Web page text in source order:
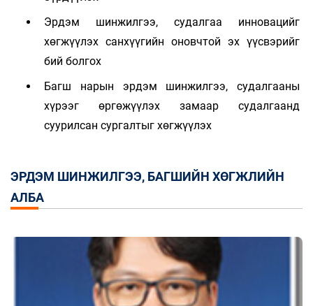
Эрдэм шинжилгээ, судалгаа инновацийг
хөгжүүлэх санхүүгийн оновчтой эх үүсвэрийг
бий болгох
Багш нарын эрдэм шинжилгээ, судалгааны
хүрээг өргөжүүлэх замаар судалгаанд
суурилсан сургалтыг хөгжүүлэх
ЭРДЭМ ШИНЖИЛГЭЭ, БАГШИЙН ХӨГЖЛИЙН
АЛБА